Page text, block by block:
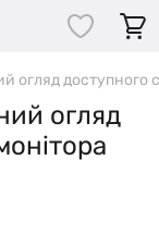
огляд доступного
огляд